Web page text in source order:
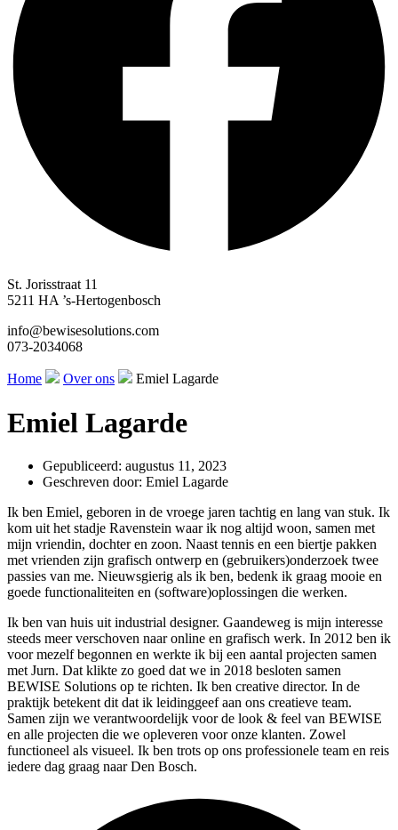
St. Jorisstraat 11
5211 HA ’s-Hertogenbosch
info@bewisesolutions.com
073-2034068
Home Over ons Emiel Lagarde
Emiel Lagarde
Gepubliceerd: augustus 11, 2023
Geschreven door: Emiel Lagarde
Ik ben Emiel, geboren in de vroege jaren tachtig en lang van stuk. Ik
kom uit het stadje Ravenstein waar ik nog altijd woon, samen met
mijn vriendin, dochter en zoon. Naast tennis en een biertje pakken
met vrienden zijn grafisch ontwerp en (gebruikers)onderzoek twee
passies van me. Nieuwsgierig als ik ben, bedenk ik graag mooie en
goede functionaliteiten en (software)oplossingen die werken.
Ik ben van huis uit industrial designer. Gaandeweg is mijn interesse
steeds meer verschoven naar online en grafisch werk. In 2012 ben ik
voor mezelf begonnen en werkte ik bij een aantal projecten samen
met Jurn. Dat klikte zo goed dat we in 2018 besloten samen
BEWISE Solutions op te richten. Ik ben creative director. In de
praktijk betekent dit dat ik leidinggeef aan ons creatieve team.
Samen zijn we verantwoordelijk voor de look & feel van BEWISE
en alle projecten die we opleveren voor onze klanten. Zowel
functioneel als visueel. Ik ben trots op ons professionele team en reis
iedere dag graag naar Den Bosch.